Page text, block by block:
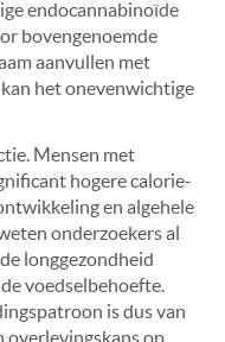
endocannabinoïde
bovengenoemde
aanvullen met
het onevenwichtige
Mensen met
hogere calorie-
en algehele
onderzoekers al
longgezondheid
voedselbehoefte.
is dus van
overlevingskans op